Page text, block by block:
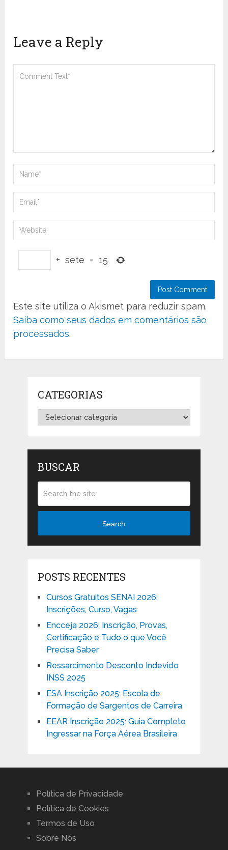
Leave a Reply
+ sete = 15
Este site utiliza o Akismet para reduzir spam.
Saiba como seus dados em comentários são
processados.
CATEGORIAS
Categorias
BUSCAR
Search
POSTS RECENTES
Cursos Gratuitos SENAI 2026:
Inscrições, Curso, Vagas
Encceja 2026: Inscrição, Provas,
Certificação e Tudo o que Você
Precisa Saber
Ressarcimento Desconto Indevido
INSS 2025
ESA Inscrição 2025: Escola de
Formação de Sargentos de Carreira
EEAR Inscrição 2025: Guia Completo
Ingressar na Força Aérea Brasileira
Política de Privacidade
Política de Cookies
Termos de Uso
Sobre Nós